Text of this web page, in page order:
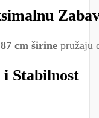
87 cm širine pružaju
Stabilnost